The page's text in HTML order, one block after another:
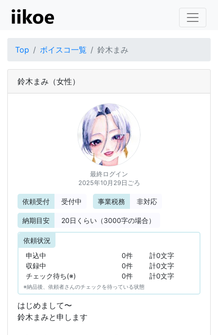
Top ボイスコ一覧 鈴木まみ
鈴木まみ （女性）
最終ログイン
2025年10月29日ごろ
依頼受付 受付中 事業税務 非対応
納期目安 20日くらい（3000字の場合）
依頼状況
申込中
0件
計0文字
収録中
0件
計0文字
チェック待ち(※)
0件 計0文字
※納品後、依頼者さんのチェックを待っている状態
はじめまして〜
鈴木まみと申します